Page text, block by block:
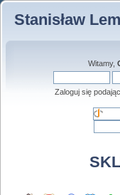
Stanisław
Witamy,
Zaloguj się